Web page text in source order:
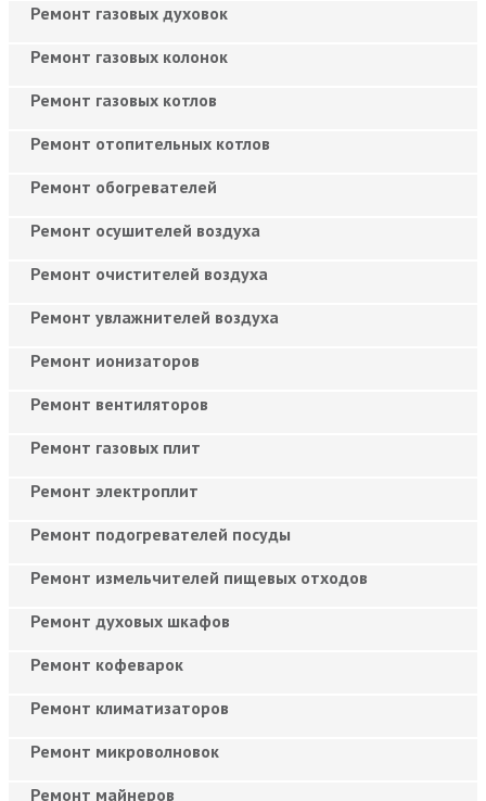
Ремонт газовых духовок
Ремонт газовых колонок
Ремонт газовых котлов
Ремонт отопительных котлов
Ремонт обогревателей
Ремонт осушителей воздуха
Ремонт очистителей воздуха
Ремонт увлажнителей воздуха
Ремонт ионизаторов
Ремонт вентиляторов
Ремонт газовых плит
Ремонт электроплит
Ремонт подогревателей посуды
Ремонт измельчителей пищевых отходов
Ремонт духовых шкафов
Ремонт кофеварок
Ремонт климатизаторов
Ремонт микроволновок
Ремонт майнеров